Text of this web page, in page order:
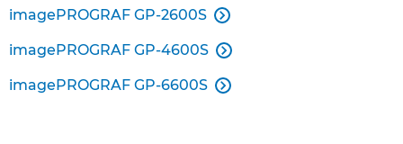
imagePROGRAF GP-2600S 
imagePROGRAF GP-4600S 
imagePROGRAF GP-6600S 